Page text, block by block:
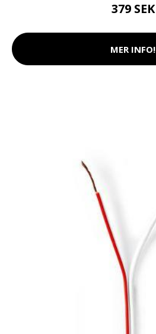
379 SEK
MER INFO!